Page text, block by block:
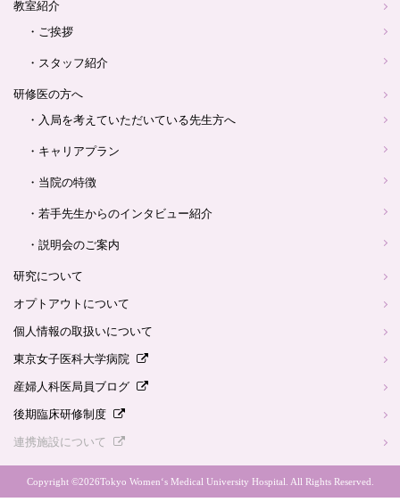
教室紹介
・ご挨拶
・スタッフ紹介
研修医の方へ
・入局を考えていただいている先生方へ
・キャリアプラン
・当院の特徴
・若手先生からのインタビュー紹介
・説明会のご案内
研究について
オプトアウトについて
個人情報の取扱いについて
東京女子医科大学病院
産婦人科医局員ブログ
後期臨床研修制度
連携施設について
Copyright ©2026Tokyo Women‘s Medical University Hospital. All Rights Reserved.